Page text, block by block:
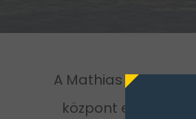
A Mathias Corvinus
központ egy